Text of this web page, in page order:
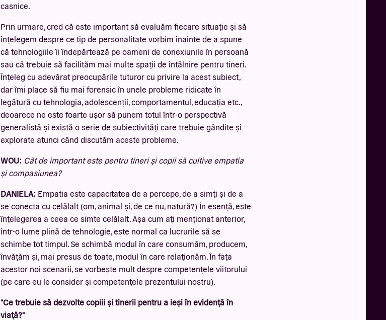
casnice.
Prin urmare, cred că este important să evaluăm fiecare situație și să
înțelegem despre ce tip de personalitate vorbim înainte de a spune
că tehnologiile îi îndepărtează pe oameni de conexiunile în persoană
sau că trebuie să facilităm mai multe spații de întâlnire pentru tineri.
Înțeleg cu adevărat preocupările tuturor cu privire la acest subiect,
dar îmi place să fiu mai forensic în unele probleme ridicate în
legătură cu tehnologia, adolescenții, comportamentul, educația etc.,
deoarece ne este foarte ușor să punem totul într-o perspectivă
generalistă și există o serie de subiectivități care trebuie gândite și
explorate atunci când discutăm aceste probleme.
WOU: Cât de important este pentru tineri și copii să cultive empatia
și compasiunea?
DANIELA: Empatia este capacitatea de a percepe, de a simți și de a
se conecta cu celălalt (om, animal și, de ce nu, natură?) În esență, este
înțelegerea a ceea ce simte celălalt. Așa cum ați menționat anterior,
într-o lume plină de tehnologie, este normal ca lucrurile să se
schimbe tot timpul. Se schimbă modul în care consumăm, producem,
învățăm și, mai presus de toate, modul în care relaționăm. În fața
acestor noi scenarii, se vorbește mult despre competențele viitorului
(pe care eu le consider și competențele prezentului nostru).
"Ce trebuie să dezvolte copiii și tinerii pentru a ieși în evidență în
viață?"